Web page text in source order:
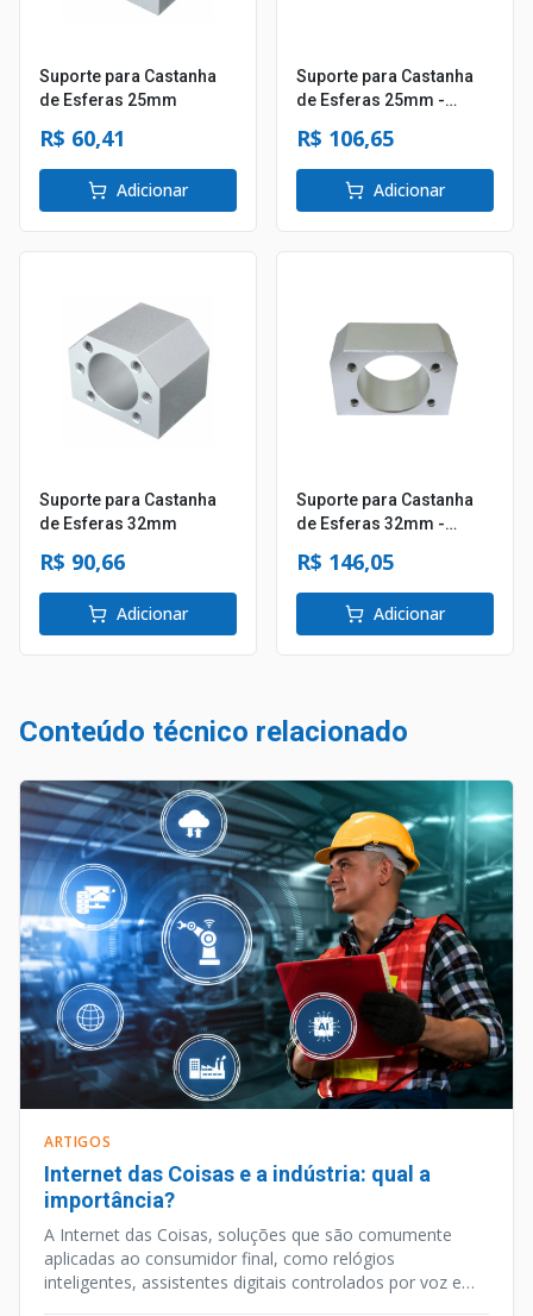
Suporte para Castanha
de Esferas 25mm
R$ 60,41
Adicionar
Suporte para Castanha
de Esferas 25mm -
R$ 106,65
Adicionar
Suporte para Castanha
de Esferas 32mm
R$ 90,66
Adicionar
Suporte para Castanha
de Esferas 32mm -
R$ 146,05
Adicionar
Conteúdo técnico relacionado
ARTIGOS
Internet das Coisas e a indústria: qual a
importância?
A Internet das Coisas, soluções que são comumente
aplicadas ao consumidor final, como relógios
inteligentes, assistentes digitais controlados por voz e